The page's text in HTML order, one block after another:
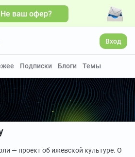
Не ваш офер?
Вход
Подписки Блоги Темы
— проект об ижевской культуре. О
Больше видео